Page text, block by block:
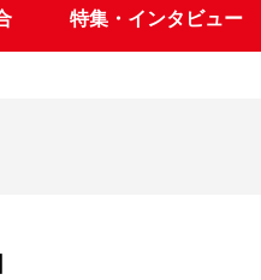
特集・インタビュー